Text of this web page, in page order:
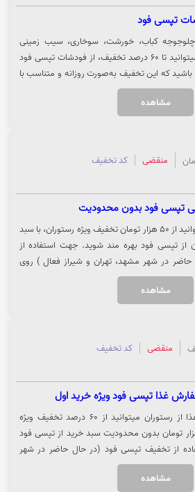
چلوجوجه کباب، خورشت، سوخاری، سیب زمینی
تنوری، پیتزا، ساندویج و... میتوانید تا 60 درصد تخفیف، از فودشات تپسی فود
که این تخفیف به‌صورت روزانه و متناسب با
است متفاوت باشد. جهت استفاده از تخفیف
کنید" کلیک نمایید.
مشاهده
منقضی کد تخفیف
با استفاده از کد تخفیف میتوانید از 50 هزار تومان تخفیف ویژه رستوران، با سبد
هزار تومان از تپسی فود بهره مند شوید. جهت استفاده از
در شهر مشهد، تهران و شیراز فعال ) روی
مشاهده
منقضی کد تخفیف
برای سفارش آنلاین انواع غذا از رستوران میتوانید از 60 درصد تخفیف ویژه
اول تا سقف 150 هزار تومان بدون محدودیت سبد خرید از تپسی فود
از تخفیف تپسی فود (در حال حاضر در شهر
گزینه "خرید کنید" کلیک نمایید.
مشاهده